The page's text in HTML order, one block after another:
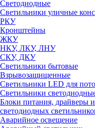
Светодиодные
Светильники уличные
РКУ
Кронштейны
ЖКУ
НКУ, ЛКУ, ЛНУ
СКУ, ДКУ
Светильники бытовые
Взрывозащищенные
Светильники LED для
Светильники
Блоки питания, драйверы
светодиодных
Аварийное освещение